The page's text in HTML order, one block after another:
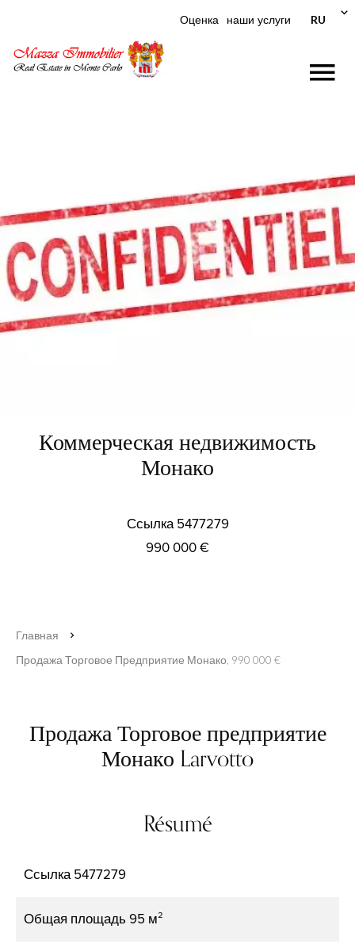
Оценка наши услуги RU
Коммерческая недвижимость
Монако
Ссылка5477279
990 000 €
Главная
Продажа Торговое Предприятие Монако, 990 000 €
Продажа Торговое предприятие
Монако Larvotto
Résumé
Ссылка5477279
Общая площадь95 м²